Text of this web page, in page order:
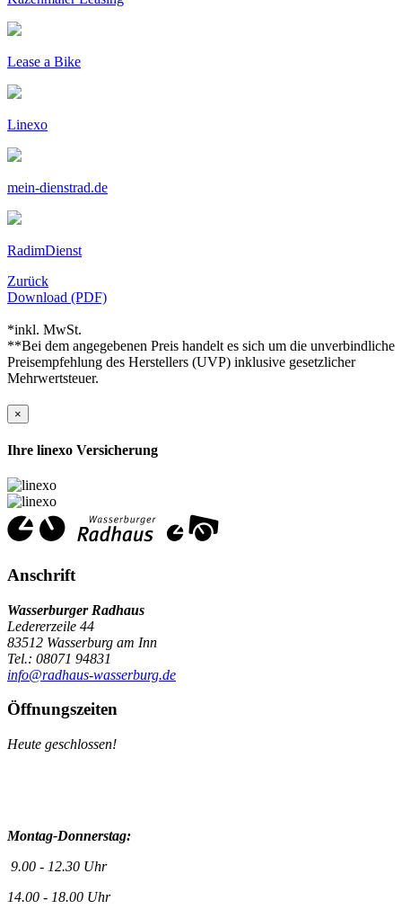
Lease a Bike
Linexo
mein-dienstrad.de
RadimDienst
Zurück
Download (PDF)
*inkl. MwSt.
**Bei dem angegebenen Preis handelt es sich um die unverbindliche
Preisempfehlung des Herstellers (UVP) inklusive gesetzlicher
Mehrwertsteuer.
×
Ihre linexo Versicherung
Anschrift
Wasserburger Radhaus
Ledererzeile 44
83512 Wasserburg am Inn
Tel.: 08071 94831
info@radhaus-wasserburg.de
Öffnungszeiten
Heute geschlossen!
Montag-Donnerstag:
9.00 - 12.30 Uhr
14.00 - 18.00 Uhr